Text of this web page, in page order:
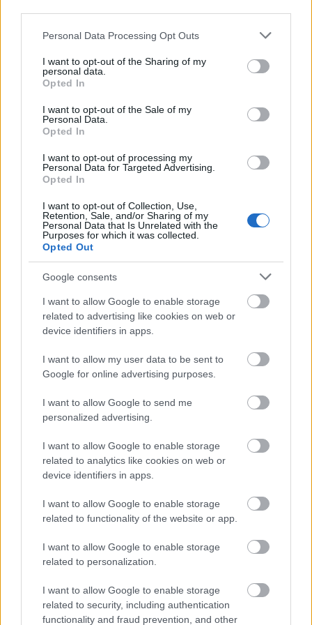
Please note that this website/app uses one or more Google
not limited to your visit or usage behaviour. You may click to
grant or deny consent to Google and its third-party tags to
use your data for below specified purposes in below Google
consent section.
Personal Data Processing Opt Outs
I want to opt-out of the Sharing of my
personal data.
Opted In
I want to opt-out of the Sale of my
Personal Data.
Opted In
I want to opt-out of processing my
Personal Data for Targeted Advertising.
Opted In
I want to opt-out of Collection, Use,
Retention, Sale, and/or Sharing of my
Personal Data that Is Unrelated with the
Purposes for which it was collected.
Opted Out
Google consents
I want to allow Google to enable storage
related to advertising like cookies on web or
device identifiers in apps.
I want to allow my user data to be sent to
Google for online advertising purposes.
I want to allow Google to send me
personalized advertising.
I want to allow Google to enable storage
related to analytics like cookies on web or
device identifiers in apps.
I want to allow Google to enable storage
related to functionality of the website or app.
I want to allow Google to enable storage
related to personalization.
I want to allow Google to enable storage
related to security, including authentication
functionality and fraud prevention, and other
Ahogyan azt márciusban megírtam
, itt bizony film
készült. Tiencsin felkeltette a Trianon után nyomozó
Vujity Tvrtko figyelmét is, és az általa ...
A cigányzenekar, akik halálra
muzsikálták magukat – Komor Izidor
emlékei
Hírek magyarokról a régi Kínából I.
Komor Izidor volt annak a sanghaji zsidó közösséget
mentő Komor Pálnak az apja, aki Hudec László
sztárépítészmellett talán a ...